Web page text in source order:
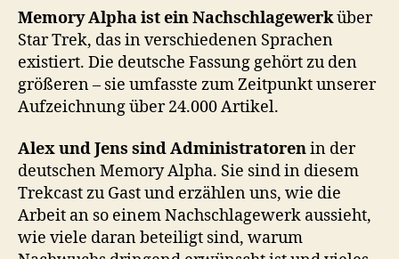
Memory
Alpha
Memory Alpha ist ein Nachschlagewerküber
Star Trek, das in verschiedenen Sprachen
existiert. Die deutsche Fassung gehört zu den
größeren – sie umfasste zum Zeitpunkt unserer
Aufzeichnung über 24.000 Artikel.
Alex und Jens sind Administratorenin der
deutschen Memory Alpha. Sie sind in diesem
Trekcast zu Gast und erzählen uns, wie die
Arbeit an so einem Nachschlagewerk aussieht,
wie viele daran beteiligt sind, warum